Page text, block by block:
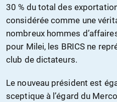
30 % du total des
considérée comme une
nombreux hommes
pour Milei, les BRICS ne
club de dictateurs.
Le nouveau président est
sceptique à l’égard du